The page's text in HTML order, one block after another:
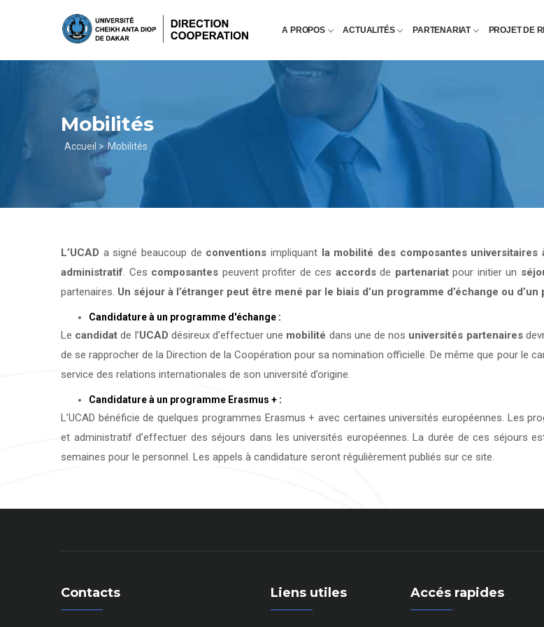
principal
A PROPOS ACTUALITÉS PARTENARIAT PROJET DE
Mobilités
Fil
d'Ariane
Accueil > Mobilités
L’UCAD a signé beaucoup de conventions impliquant la mobilité des composantes
administratif. Ces composantes peuvent profiter de ces accordsde partenariatpour initier un
partenaires. Un séjour à l’étranger peut être mené par le biais d’un programme d’échange ou
Candidature à un programme d'échange :
Le candidat de l’UCAD désireux d’effectuer une mobilité dans une de nos universités partenaires
de se rapprocher de la Direction de la Coopération pour sa nomination officielle. De même que pour le
service des relations internationales de son université d’origine.
Candidature à un programme Erasmus + :
L’UCAD bénéficie de quelques programmes Erasmus + avec certaines universités européennes. Les
et administratif d’effectuer des séjours dans les universités européennes. La durée de ces séjours
semaines pour le personnel. Les appels à candidature seront régulièrement publiés sur ce site.
Contacts Liens utiles Accés rapides